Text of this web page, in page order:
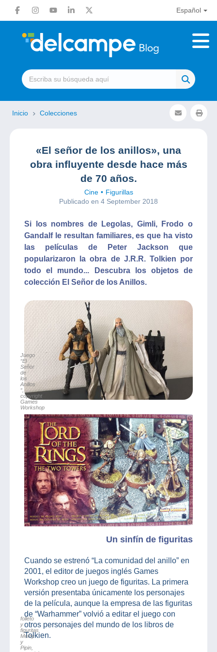
Español
Inicio Colecciones
«El señor de los anillos», una
obra influyente desde hace más
de 70 años.
Cine
Figurillas
Publicado en 4 September 2018
Si los nombres de Legolas, Gimli, Frodo o
Gandalf le resultan familiares, es que ha visto
las películas de Peter Jackson que
popularizaron la obra de J.R.R. Tolkien por
todo el mundo... Descubra los objetos de
colección El Señor de los Anillos.
Juego
“El
Señor
de
los
Anillos
“,
copyright
Games
Workshop
Un sinfín de figuritas
Cuando se estrenó “La comunidad del anillo” en
2001, el editor de juegos inglés Games
Workshop creo un juego de figuritas. La primera
versión presentaba únicamente los personajes
de la película, aunque la empresa de las figuritas
de “Warhammer” volvió a editar el juego con
otros personajes del mundo de los libros de
Tolkien.
folleto
y
figuritas
Merry
y
Pipin,